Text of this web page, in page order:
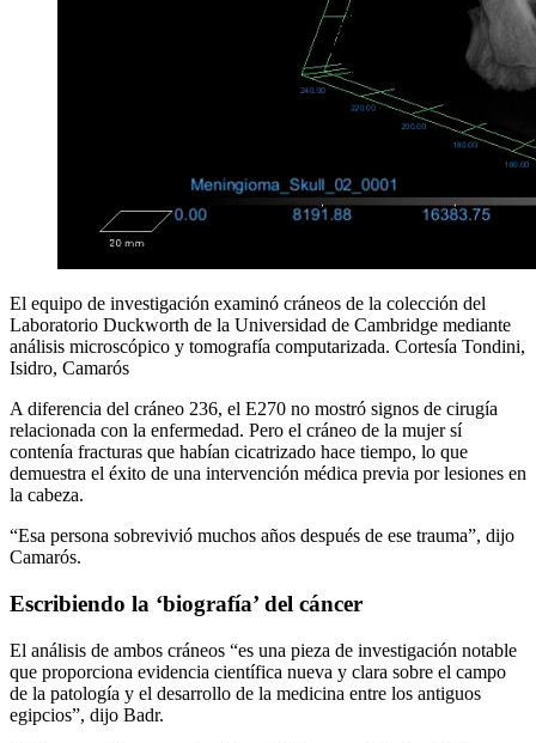
El equipo de investigación examinó cráneos de la colección del
Laboratorio Duckworth de la Universidad de Cambridge mediante
análisis microscópico y tomografía computarizada. Cortesía Tondini,
Isidro, Camarós
A diferencia del cráneo 236, el E270 no mostró signos de cirugía
relacionada con la enfermedad. Pero el cráneo de la mujer sí
contenía fracturas que habían cicatrizado hace tiempo, lo que
demuestra el éxito de una intervención médica previa por lesiones en
la cabeza.
“Esa persona sobrevivió muchos años después de ese trauma”, dijo
Camarós.
Escribiendo la ‘biografía’ del cáncer
El análisis de ambos cráneos “es una pieza de investigación notable
que proporciona evidencia científica nueva y clara sobre el campo
de la patología y el desarrollo de la medicina entre los antiguos
egipcios”, dijo Badr.